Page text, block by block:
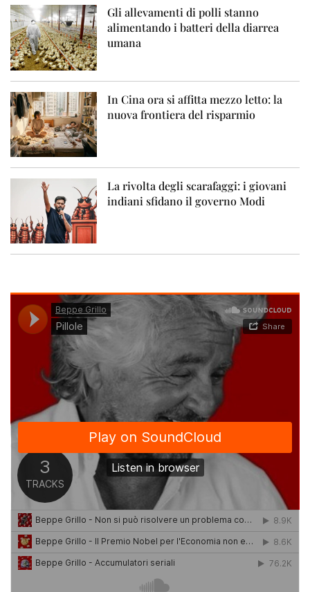
Gli allevamenti di polli stanno
alimentando i batteri della diarrea
umana
In Cina ora si affitta mezzo letto: la
nuova frontiera del risparmio
La rivolta degli scarafaggi: i giovani
indiani sfidano il governo Modi